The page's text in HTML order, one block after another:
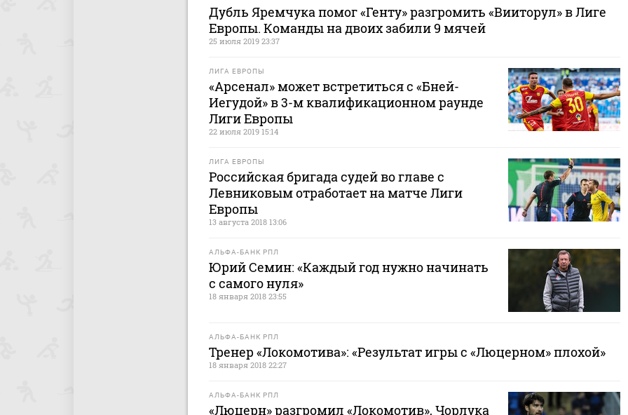
Дубль Яремчука помог «Генту» разгромить «Вииторул» в Лиге
Европы. Команды на двоих забили 9 мячей
25 июля 2019 23:37
ЛИГА ЕВРОПЫ
«Арсенал» может встретиться с «Бней-
Иегудой» в 3-м квалификационном раунде
Лиги Европы
22 июля 2019 15:14
ЛИГА ЕВРОПЫ
Российская бригада судей во главе с
Левниковым отработает на матче Лиги
Европы
13 августа 2018 13:06
АЛЬФА-БАНК РПЛ
Юрий Семин: «Каждый год нужно начинать
с самого нуля»
18 января 2018 23:55
АЛЬФА-БАНК РПЛ
Тренер «Локомотива»: «Результат игры с «Люцерном» плохой»
18 января 2018 22:27
АЛЬФА-БАНК РПЛ
«Люцерн» разгромил «Локомотив», Чорлука